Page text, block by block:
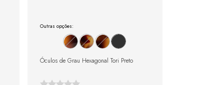
Outras opções:
Óculos de Grau Hexagonal Tori Preto